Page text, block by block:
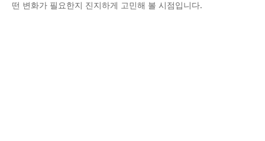
떤 변화가 필요한지 진지하게 고민해 볼 시점입니다.